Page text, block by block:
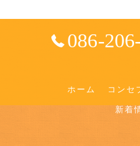
086-
ホーム コンセ
新着